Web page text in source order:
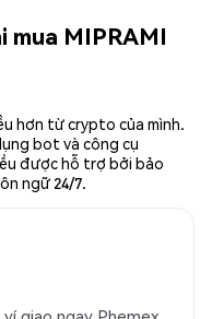
mua MIPRAMI
hơn từ crypto của mình.
bot và công cụ
được hỗ trợ bởi bảo
ngữ 24/7.